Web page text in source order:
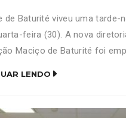
de Baturité viveu uma tarde-
feira (30). A nova
Maciço de Baturité foi
a Secretária Geral, Ana
LENDO